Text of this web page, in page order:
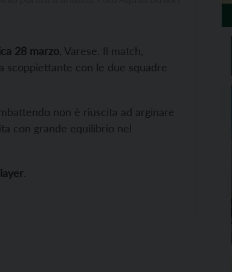
28 marzo, Varese. Il match,
scoppiettante con le due squadre
non è riuscita ad arginare
con grande equilibrio nel
.